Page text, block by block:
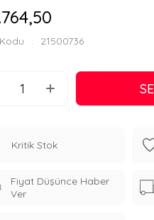
21500736
Kritik Stok
Fiyat Düşünce Haber
Ver